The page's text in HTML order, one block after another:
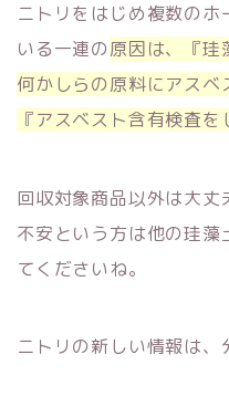
ニトリをはじめ複数の
いる一連の原因は、『珪
何かしらの原料にアスベ
『アスベスト含有検査を
回収対象商品以外は大丈
不安という方は他の珪
てくださいね。
ニトリの新しい情報は、